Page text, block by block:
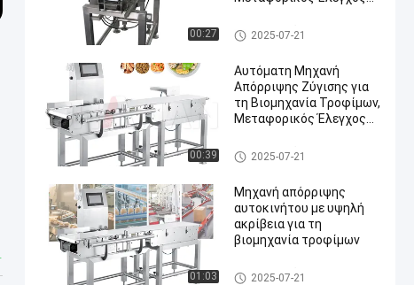
00:27
Βιομηχανία Τροφίμων,
Φαρμακευτικά Προϊόντα
Ελεγκτής βάρους μεταφορέ
ων
2025-07-21
00:39
Αυτόματη Μηχανή
Απόρριψης Ζύγισης για
τη Βιομηχανία Τροφίμων,
Μεταφορικός Έλεγχος
Βάρους 300g-30kg
Ελεγκτής βάρους μεταφορέ
ων
2025-07-21
01:03
Μηχανή απόρριψης
αυτοκινήτου με υψηλή
ακρίβεια για τη
βιομηχανία τροφίμων
Ελεγκτής βάρους μεταφορέ
2025-07-21